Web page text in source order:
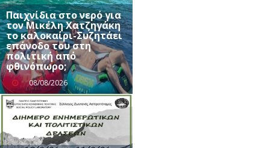
Παιχνίδια στο νερό για
τον Μικέλη Χατζηγάκη
το καλοκαίρι-Συζητάει
επάνοδο του στη
πολιτική από
φθινόπωρο;
08/08/2026